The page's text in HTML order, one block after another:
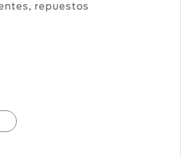
repuestos